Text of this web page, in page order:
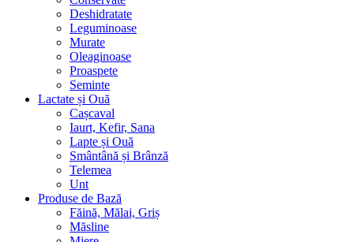
Deshidratate
Leguminoase
Murate
Oleaginoase
Proaspete
Seminte
Lactate și Ouă
Cașcaval
Iaurt, Kefir, Sana
Lapte și Ouă
Smântână și Brânză
Telemea
Unt
Produse de Bază
Făină, Mălai, Griș
Măsline